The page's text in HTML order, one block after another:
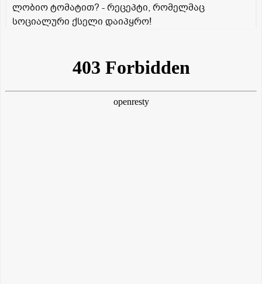
ლობიო ტომატით? - რეცეპტი, რომელმაც
სოციალური ქსელი დაიპყრო!